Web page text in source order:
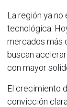
La región ya
tecnológica.
mercados más
buscan
con mayor
El crecimiento
convicción